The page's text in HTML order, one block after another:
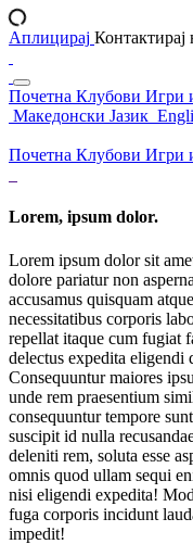
Аплицирај Контактирај
Почетна Клубови Игри
Македонски Јазик
Почетна Клубови Игри
Lorem, ipsum dolor.
Lorem ipsum dolor sit
dolore pariatur non
accusamus quisquam
necessitatibus corporis
repellat itaque cum fugiat
delectus expedita eligendi
Consequuntur maiores
unde rem praesentium
consequuntur tempore
suscipit id nulla
deleniti rem, soluta esse
omnis quod ullam sequi
nisi eligendi expedita!
fuga corporis incidunt
impedit!